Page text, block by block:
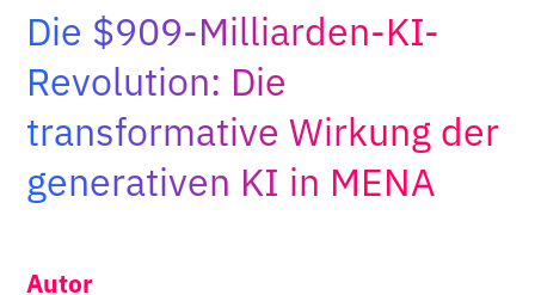
Adopt AI
nach:
DE
Die $909-Milliarden-KI-
Revolution: Die
transformative Wirkung der
generativen KI in MENA
Autor